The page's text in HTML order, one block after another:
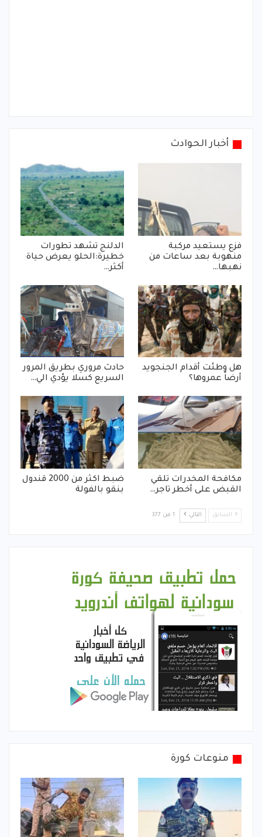
أخبار الحوادث
فزع يستعيد مركبة
منهوبة بعد ساعات من
نهبها…
الدلنج تشهد تطورات
خطيرة:الحلو يعرض حياة
أكثر…
هل وطئت أقدام الجنجويد
أرضاً عمروها؟
حادث مروري بطريق المرور
السريع كسلا يؤدي الي…
مكافحة المخدرات تلقي
القبض على أخطر تاجر…
ضبط اكثر من 2000 قندول
بنقو بالفولة
السابق التالي 1 من 377
منوعات كورة